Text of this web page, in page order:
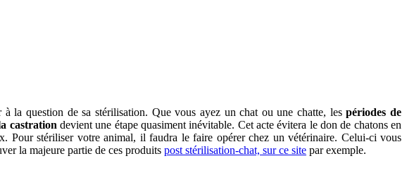
la question de sa stérilisation. Que vous ayez un chat ou une chatte, lespériodes de
castration devient une étape quasiment inévitable. Cet acte évitera le don de chatons en
Pour stériliser votre animal, il faudra le faire opérer chez un vétérinaire. Celui-ci vous
la majeure partie de ces produits post stérilisation-chat, sur ce site par exemple.